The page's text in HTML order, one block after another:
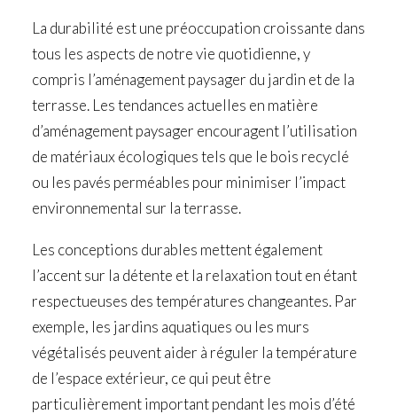
La durabilité est une préoccupation croissante dans
tous les aspects de notre vie quotidienne, y
compris l’aménagement paysager du jardin et de la
terrasse. Les tendances actuelles en matière
d’aménagement paysager encouragent l’utilisation
de matériaux écologiques tels que le bois recyclé
ou les pavés perméables pour minimiser l’impact
environnemental sur la terrasse.
Les conceptions durables mettent également
l’accent sur la détente et la relaxation tout en étant
respectueuses des températures changeantes. Par
exemple, les jardins aquatiques ou les murs
végétalisés peuvent aider à réguler la température
de l’espace extérieur, ce qui peut être
particulièrement important pendant les mois d’été